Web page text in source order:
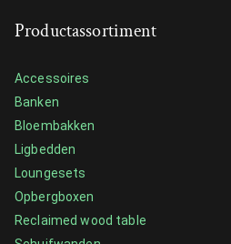
Productassortiment
Accessoires
Banken
Bloembakken
Ligbedden
Loungesets
Opbergboxen
Reclaimed wood table